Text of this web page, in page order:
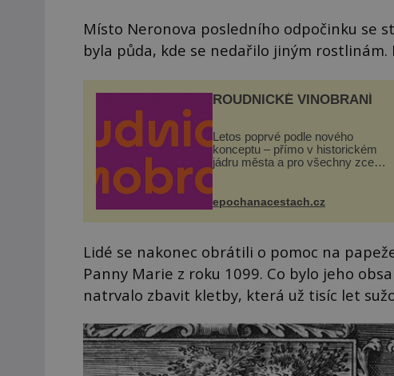
Místo Neronova posledního odpočinku se
byla půda, kde se nedařilo jiným rostlinám.
ROUDNICKÉ VINOBRANÍ
Letos poprvé podle nového
konceptu – přímo v historickém
jádru města a pro všechny zcela
náměstí. Návštěvníci se mohou
epochanacestach.cz
Lidé se nakonec obrátili o pomoc na
Panny Marie z roku 1099. Co bylo jeho
natrvalo zbavit kletby, která už tisíc let